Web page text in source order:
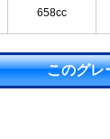
658cc
このグレ